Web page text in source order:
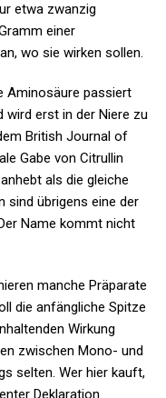
etwa zwanzig
einer
wo sie wirken sollen.
Aminosäure passiert
wird erst in der Niere zu
British Journal of
Gabe von Citrullin
als die gleiche
sind übrigens eine der
Name kommt nicht
manche Präparate
die anfängliche Spitze
Wirkung
zwischen Mono- und
selten. Wer hier kauft,
Deklaration